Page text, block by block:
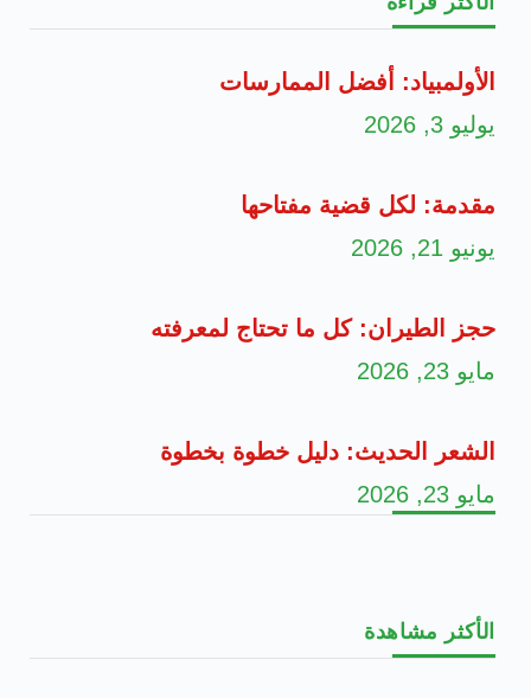
الأولمبياد: أفضل الممارسات
يوليو 3, 2026
مقدمة: لكل قضية مفتاحها
يونيو 21, 2026
حجز الطيران: كل ما تحتاج لمعرفته
مايو 23, 2026
الشعر الحديث: دليل خطوة بخطوة
مايو 23, 2026
الأكثر مشاهدة